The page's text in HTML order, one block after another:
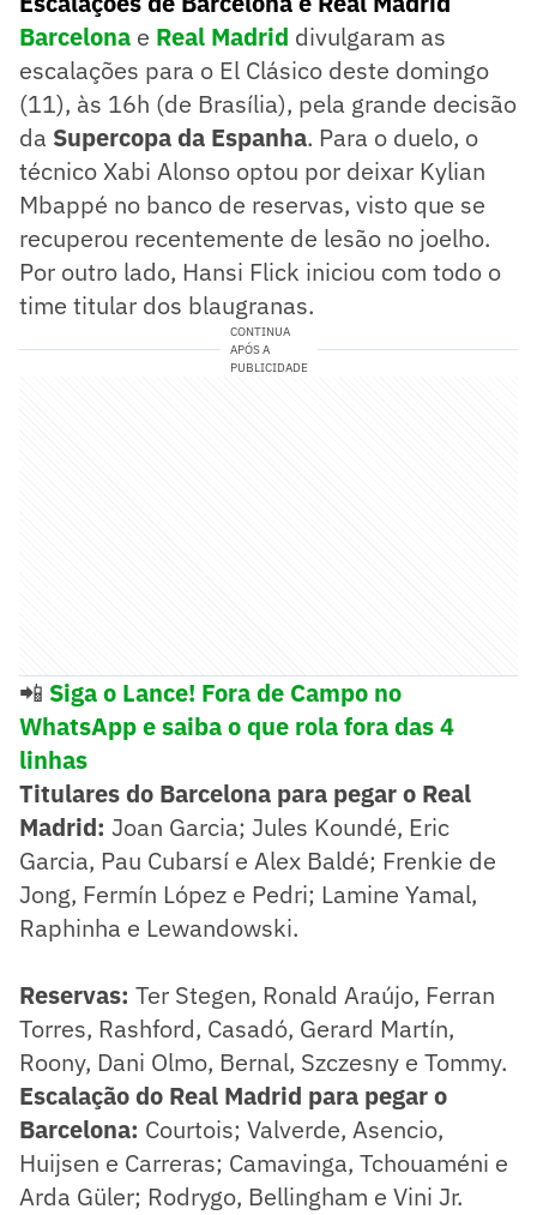
Barcelona e Real Madrid divulgaram as
escalações para o El Clásico deste domingo
(11), às 16h (de Brasília), pela grande decisão
da Supercopa da Espanha. Para o duelo, o
técnico Xabi Alonso optou por deixar Kylian
Mbappé no banco de reservas, visto que se
recuperou recentemente de lesão no joelho.
Por outro lado, Hansi Flick iniciou com todo o
time titular dos blaugranas.
CONTINUA
APÓS A
PUBLICIDADE
📲 Siga o Lance! Fora de Campo no
WhatsApp e saiba o que rola fora das 4
linhas
Titulares do Barcelona para pegar o Real
Madrid: Joan Garcia; Jules Koundé, Eric
Garcia, Pau Cubarsí e Alex Baldé; Frenkie de
Jong, Fermín López e Pedri; Lamine Yamal,
Raphinha e Lewandowski.
Reservas: Ter Stegen, Ronald Araújo, Ferran
Torres, Rashford, Casadó, Gerard Martín,
Roony, Dani Olmo, Bernal, Szczesny e Tommy.
Escalação do Real Madrid para pegar o
Barcelona: Courtois; Valverde, Asencio,
Huijsen e Carreras; Camavinga, Tchouaméni e
Arda Güler; Rodrygo, Bellingham e Vini Jr.